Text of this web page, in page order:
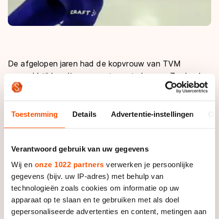
Toestemming Details Advertentie-instellingen
Verantwoord gebruik van uw gegevens
Wij en onze 1022 partners verwerken je persoonlijke
gegevens (bijv. uw IP-adres) met behulp van
technologieën zoals cookies om informatie op uw
apparaat op te slaan en te gebruiken met als doel
gepersonaliseerde advertenties en content, metingen aan
De afgelopen jaren had de kopvrouw van TVM
geregeld tijd nodig om op stoom te komen. Ze deed
altijd wel mee om de ereplaatsen, maar de
hoofdprijzen werden meestal pas veroverd wanneer
ze flink wat wedstrijdritme had opgedaan. Dit
de Oeral."Als seizoensstart is dit voor mij een unicum
sprak ze glunderend."In 2007 en 2010 stond ik er ook
meteen vanaf het begin en dat werden mijn beste
seizoenen. Dus dit gaat een mooi jaar worden.
Het hoogtepunt van het weekeinde beleefde Wüst